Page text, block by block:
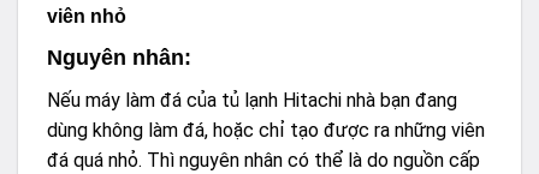
viên nhỏ
Nguyên nhân:
Nếu máy làm đá của tủ lạnh Hitachi nhà bạn đang
dùng không làm đá, hoặc chỉ tạo được ra những viên
đá quá nhỏ. Thì nguyên nhân có thể là do nguồn cấp